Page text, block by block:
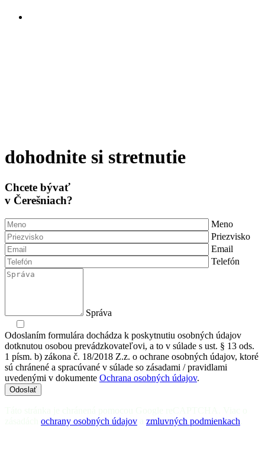
dohodnite si stretnutie
Chcete bývať
v Čerešniach?
Meno
Priezvisko
Email
Telefón
Správa
Odoslaním formulára dochádza k poskytnutiu osobných údajov
dotknutou osobou prevádzkovateľovi, a to v súlade s ust. § 13 ods.
1 písm. b) zákona č. 18/2018 Z.z. o ochrane osobných údajov, ktoré
sú chránené a spracúvané v súlade so zásadami / pravidlami
uvedenými v dokumente Ochrana osobných údajov.
Odoslať
ochrany osobných údajov zmluvných podmienkach